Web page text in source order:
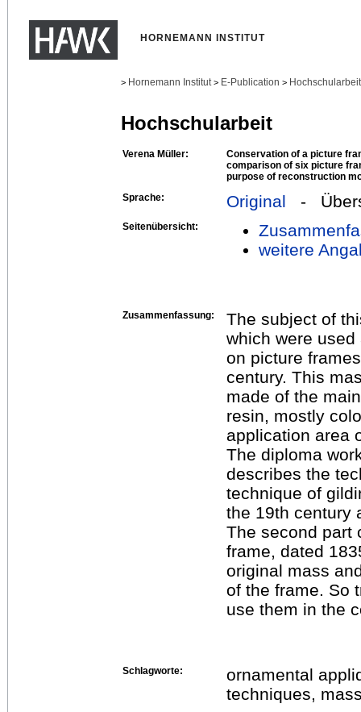
HORNEMANN INSTITUT
> Hornemann Institut > E-Publication >
Hochschularbeit
Verena Müller:
Conservation of a picture
comparison of six picture
purpose of reconstruction
Sprache:
Original -
Seitenübersicht:
weitere
Zusammenfassung:
The subject of
which were
on picture
century. This
made of the
resin, mostly
application area
The diploma
describes the
technique of
the 19th century
The second part
frame, dated
original mass
of the frame. So
use them in the
Schlagworte:
ornamental
techniques,